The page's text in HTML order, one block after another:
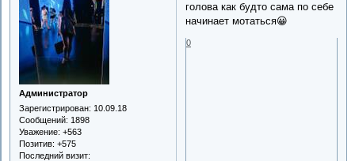
Администратор
Зарегистрирован: 10.09.18
Сообщений: 1898
Уважение: +563
Позитив: +575
Последний визит:
голова как будто сама по себе
начинает мотаться😀
0